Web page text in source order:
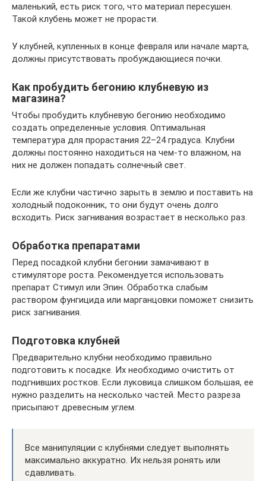
маленький, есть риск того, что материал пересушен.
Такой клубень может не прорасти.
У клубней, купленных в конце февраля или начале марта,
должны присутствовать пробуждающиеся почки.
Как пробудить бегонию клубневую из
магазина?
Чтобы пробудить клубневую бегонию необходимо
создать определенные условия. Оптимальная
температура для прорастания 22–24 градуса. Клубни
должны постоянно находиться на чем-то влажном, на
них не должен попадать солнечный свет.
Если же клубни частично зарыть в землю и поставить на
холодный подоконник, то они будут очень долго
всходить. Риск загнивания возрастает в несколько раз.
Обработка препаратами
Перед посадкой клубни бегонии замачивают в
стимуляторе роста. Рекомендуется использовать
препарат Стимул или Эпин. Обработка слабым
раствором фунгицида или марганцовки поможет снизить
риск загнивания.
Подготовка клубней
Предварительно клубни необходимо правильно
подготовить к посадке. Их необходимо очистить от
подгнивших ростков. Если луковица слишком большая, ее
нужно разделить на несколько частей. Место разреза
присыпают древесным углем.
Все манипуляции с клубнями следует выполнять
максимально аккуратно. Их нельзя ронять или
сдавливать.